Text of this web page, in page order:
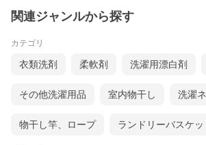
関連ジャンルから探す
カテゴリ
衣類洗剤 柔軟剤 洗濯用漂白剤
その他洗濯用品 室内物干し 洗濯
物干し竿、ロープ ランドリーバスケッ